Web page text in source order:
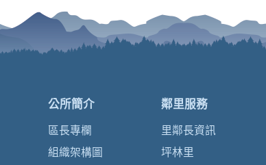
公所簡介
區長專欄
組織架構圖
鄰里服務
里鄰長資訊
坪林里